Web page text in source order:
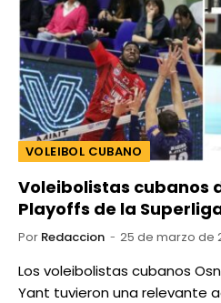
VOLEIBOL CUBANO
Voleibolistas cubanos
Playoffs de la
Por Redaccion 25 de marzo de
Los voleibolistas cubanos
Yant tuvieron una relevante